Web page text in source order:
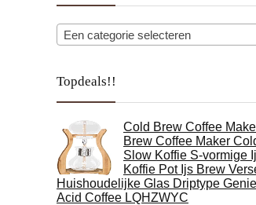
Een categorie selecteren
Topdeals!!
Cold Brew Coffee
Brew Coffee Maker
Slow Koffie S-vormige
Koffie Pot Ijs Brew
Huishoudelijke Glas Driptype
Acid Coffee LQHZWYC